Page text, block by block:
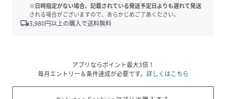
※日時指定がない場合、記載されている発送予定日よりも遅れて発送
される場合がございますので、あらかじめご了承ください。
local_shipping3,980円以上の購入で送料無料
アプリならポイント最大3倍！
毎月エントリー＆条件達成が必要です。 詳しくはこちら